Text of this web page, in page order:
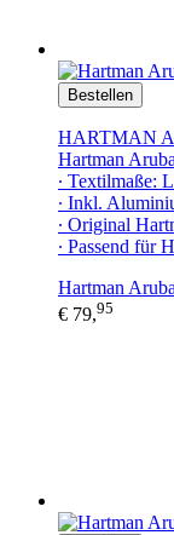
Bestellen
HARTMAN
Hartman
∙ Textilmaße:
∙ Inkl.
∙ Original
∙ Passend für
Hartman
€ 79,95